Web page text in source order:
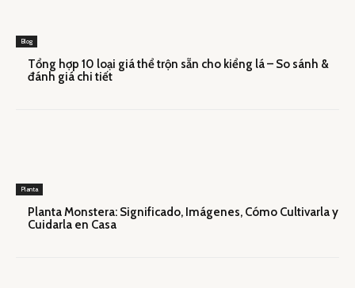
Blog
Tổng hợp 10 loại giá thể trộn sẵn cho kiểng lá – So sánh &
đánh giá chi tiết
Planta
Planta Monstera: Significado, Imágenes, Cómo Cultivarla y
Cuidarla en Casa